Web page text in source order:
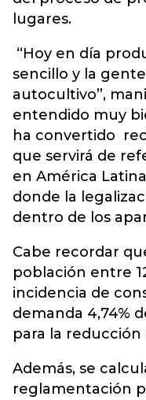
lugares.
“Hoy en día
sencillo y la
autocultivo”,
entendido muy
ha convertido
que servirá de
en América
donde la
dentro de los
Cabe recordar
población entre
incidencia de
demanda 4,74%
para la reducción
Además, se
reglamentación